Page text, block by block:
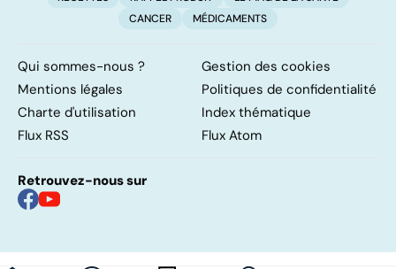
CANCER
MÉDICAMENTS
Qui sommes-nous ?
Gestion des cookies
Mentions légales
Politiques de confidentialité
Charte d'utilisation
Index thématique
Flux RSS
Flux Atom
Retrouvez-nous sur